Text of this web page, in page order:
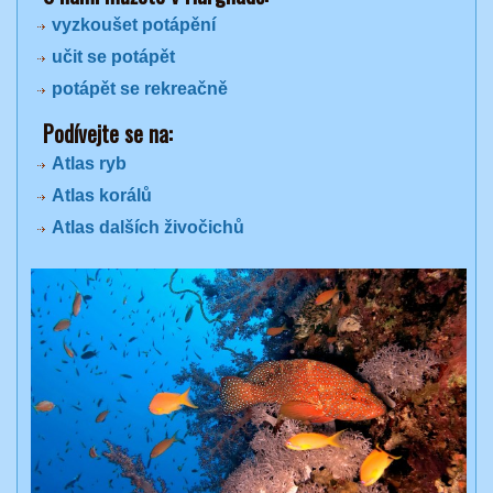
vyzkoušet potápění
učit se potápět
potápět se rekreačně
Podívejte se na:
Atlas ryb
Atlas korálů
Atlas dalších živočichů